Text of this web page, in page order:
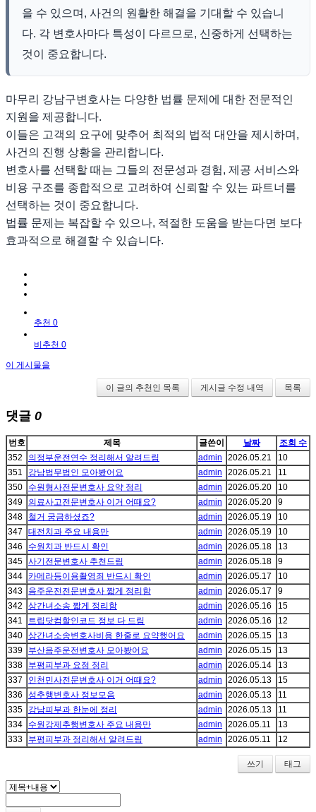
을 수 있으며, 사건의 원활한 해결을 기대할 수 있습니
다. 각 변호사마다 특성이 다르므로, 신중하게 선택하는
것이 중요합니다.
마무리 강남구변호사는 다양한 법률 문제에 대한 전문적인
지원을 제공합니다.
이들은 고객의 요구에 맞추어 최적의 법적 대안을 제시하며,
사건의 진행 상황을 관리합니다.
변호사를 선택할 때는 그들의 전문성과 경험, 제공 서비스와
비용 구조를 종합적으로 고려하여 신뢰할 수 있는 파트너를
선택하는 것이 중요합니다.
법률 문제는 복잡할 수 있으나, 적절한 도움을 받는다면 보다
효과적으로 해결할 수 있습니다.
추천 0
비추천 0
이 게시물을
이 글의 추천인 목록 게시글 수정 내역 목록
댓글 0
번호 제목 글쓴이 날짜
조회 수
352
의정부운전연수 정리해서 알려드림 admin 2026.05.21
10
351
강남법무법인 모아봤어요 admin 2026.05.21
11
350
수원형사전문변호사 요약 정리 admin 2026.05.20
10
349
의료사고전문변호사 이거 어때요? admin 2026.05.20
9
348
철거 궁금하셨죠? admin 2026.05.19
10
347
대전치과 주요 내용만 admin 2026.05.19
10
346
수원치과 반드시 확인 admin 2026.05.18
13
345 사기전문변호사 추천드림 admin 2026.05.18
9
344 카메라등이용촬영죄 반드시 확인 admin 2026.05.17
10
343
음주운전전문변호사 짧게 정리함 admin 2026.05.17
9
342
상간녀소송 짧게 정리함 admin 2026.05.16
15
341
트립닷컴할인코드 정보 다 드림 admin 2026.05.16
12
340 상간녀소송변호사비용 한줄로 요약했어요 admin 2026.05.15
13
339
부산음주운전변호사 모아봤어요 admin 2026.05.15
13
338
부평피부과 요점 정리 admin 2026.05.14
13
337
인천민사전문변호사 이거 어때요? admin 2026.05.13
15
336
성추행변호사 정보모음 admin 2026.05.13
11
335
강남피부과 한눈에 정리 admin 2026.05.13
11
334
수원강제추행변호사 주요 내용만 admin 2026.05.11
13
333
부평피부과 정리해서 알려드림 admin 2026.05.11 12
쓰기 태그